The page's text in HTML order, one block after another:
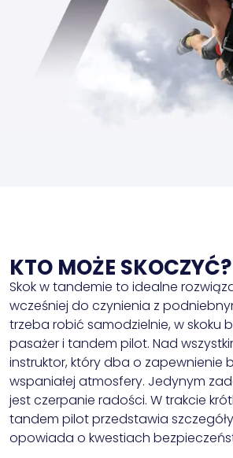
KTO MOŻE SKOCZYĆ?
Skok w tandemie to idealne
wcześniej do czynienia z
trzeba robić samodzielnie, w skoku
pasażer i tandem pilot. Nad
instruktor, który dba o zapewnienie
wspaniałej atmosfery. Jedynym
jest czerpanie radości. W trakcie
tandem pilot przedstawia
opowiada o kwestiach